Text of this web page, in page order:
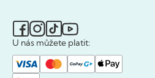
U nás můžete platit: